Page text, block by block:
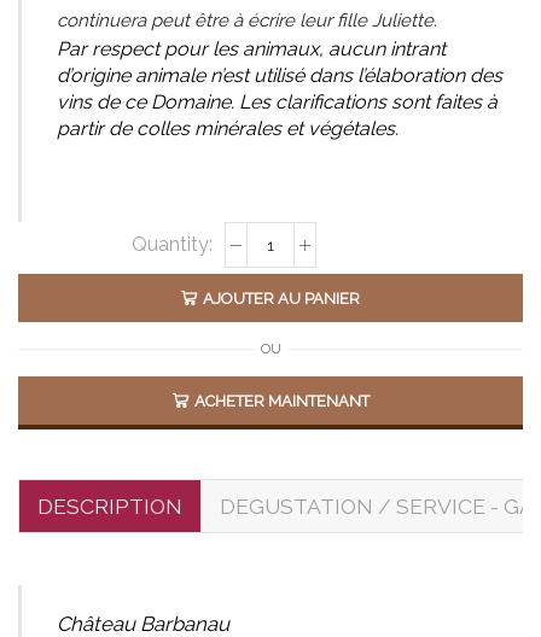
continuera peut être à écrire leur fille Juliette.
Par respect pour les animaux, aucun intrant
d’origine animale n’est utilisé dans l’élaboration des
vins de ce Domaine. Les clarifications sont faites à
partir de colles minérales et végétales.
AJOUTER AU PANIER
OU
ACHETER MAINTENANT
Alternative:
DESCRIPTION DEGUSTATION / SERVICE -
Château Barbanau